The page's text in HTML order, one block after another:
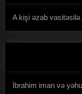
A kişi əzab vasitəsilə
İbrahim iman və